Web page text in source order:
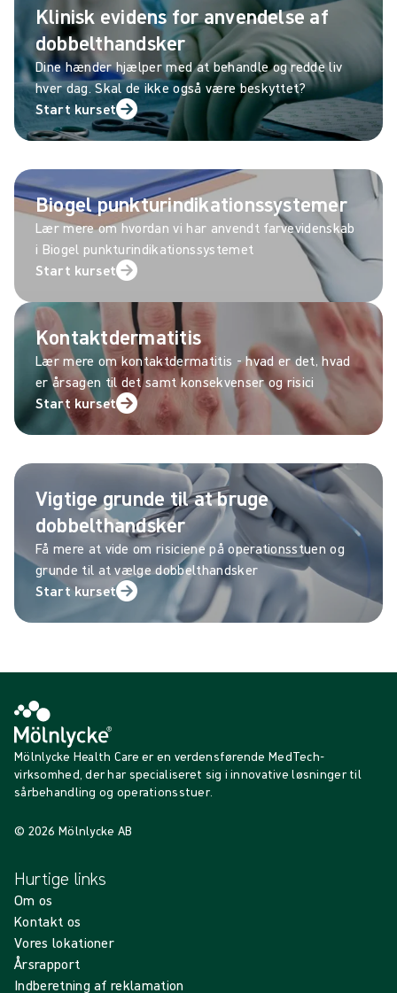
Klinisk evidens for anvendelse af
dobbelthandsker
Dine hænder hjælper med at behandle og redde liv
hver dag. Skal de ikke også være beskyttet?
Start kurset
Biogel punkturindikationssystemer
Lær mere om hvordan vi har anvendt farvevidenskab
i Biogel punkturindikationssystemet
Start kurset
Kontaktdermatitis
Lær mere om kontaktdermatitis - hvad er det, hvad
er årsagen til det samt konsekvenser og risici
Start kurset
Vigtige grunde til at bruge
dobbelthandsker
Få mere at vide om risiciene på operationsstuen og
grunde til at vælge dobbelthandsker
Start kurset
Mölnlycke Health Care er en verdensførende MedTech-
virksomhed, der har specialiseret sig i innovative løsninger til
sårbehandling og operationsstuer.
© 2026 Mölnlycke AB
Hurtige links
Om os
Kontakt os
Vores lokationer
Årsrapport
Indberetning af reklamation